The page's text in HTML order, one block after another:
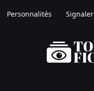
Personnalités Signaler